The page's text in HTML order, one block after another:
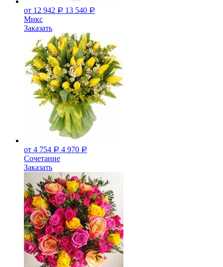
от 12 942 Р 13 540 Р
Микс
Заказать
от 4 754 Р 4 970 Р
Сочетание
Заказать